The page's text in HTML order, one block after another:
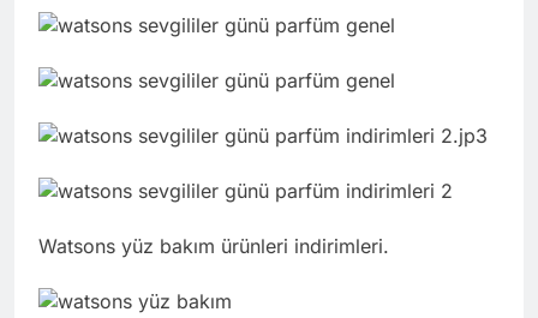
Watsons yüz bakım ürünleri indirimleri.